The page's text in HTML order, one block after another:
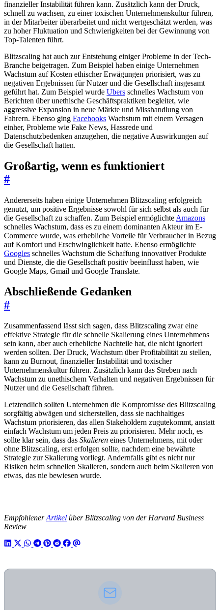
finanzieller Instabilität führen kann. Zusätzlich kann der Druck,
schnell zu wachsen, zu einer toxischen Unternehmenskultur führen,
in der Mitarbeiter überarbeitet und nicht wertgeschätzt werden, was
zu hoher Fluktuation und Schwierigkeiten bei der Gewinnung von
Top-Talenten führt.
Blitzscaling hat auch zur Entstehung einiger Probleme in der Tech-
Branche beigetragen. Zum Beispiel haben einige Unternehmen
Wachstum auf Kosten ethischer Erwägungen priorisiert, was zu
negativen Ergebnissen für Nutzer und die Gesellschaft insgesamt
geführt hat. Zum Beispiel wurde Ubers schnelles Wachstum von
Berichten über unethische Geschäftspraktiken begleitet, wie
aggressive Expansion in neue Märkte und Misshandlung von
Fahrern. Ebenso ging Facebooks Wachstum mit einem Versagen
einher, Probleme wie Fake News, Hassrede und
Datenschutzbedenken anzugehen, die negative Auswirkungen auf
die Gesellschaft hatten.
Großartig, wenn es funktioniert
#
Andererseits haben einige Unternehmen Blitzscaling erfolgreich
genutzt, um positive Ergebnisse sowohl für sich selbst als auch für
die Gesellschaft zu schaffen. Zum Beispiel ermöglichte Amazons
schnelles Wachstum, dass es zu einem dominanten Akteur im E-
Commerce wurde, was erhebliche Vorteile für Verbraucher in Bezug
auf Komfort und Erschwinglichkeit hatte. Ebenso ermöglichte
Googles schnelles Wachstum die Schaffung innovativer Produkte
und Dienste, die die Gesellschaft positiv beeinflusst haben, wie
Google Maps, Gmail und Google Translate.
Abschließende Gedanken
#
Zusammenfassend lässt sich sagen, dass Blitzscaling zwar eine
effektive Strategie für die schnelle Skalierung eines Unternehmens
sein kann, aber auch erhebliche Nachteile hat, die nicht ignoriert
werden sollten. Der Druck, Wachstum über Profitabilität zu stellen,
kann zu Burnout, finanzieller Instabilität und toxischer
Unternehmenskultur führen. Zusätzlich kann das Streben nach
Wachstum zu unethischem Verhalten und negativen Ergebnissen für
Nutzer und die Gesellschaft führen.
Letztendlich sollten Unternehmen die Kompromisse des Blitzscaling
sorgfältig abwägen und sicherstellen, dass sie nachhaltiges
Wachstum priorisieren, das allen Stakeholdern zugutekommt, anstatt
einfach Wachstum um jeden Preis zu priorisieren. Mehr noch, es
sollte klar sein, dass das Skalieren eines Unternehmens, mit oder
ohne Blitzscaling, erst erfolgen sollte, nachdem eine bewährte
Strategie zur Skalierung vorliegt. Andernfalls gibt es nicht nur
Risiken beim schnellen Skalieren, sondern auch beim Skalieren von
etwas, das nie bewiesen wurde.
EmpfohlenerArtikel über Blitzscaling von der Harvard Business
Review